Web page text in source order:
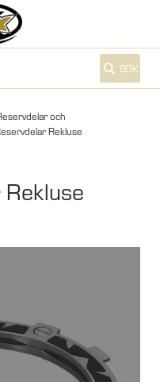
SÖK
och
Rekluse